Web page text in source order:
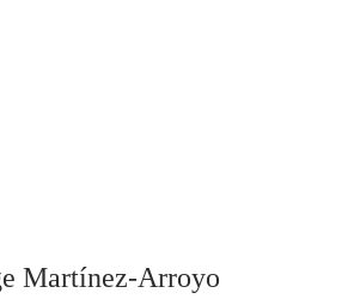
Martínez-Arroyo